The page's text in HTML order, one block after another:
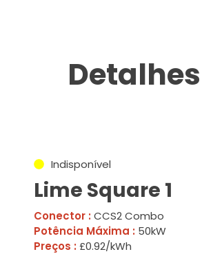
Indisponível
Lime Square 1
Conector : CCS2 Combo
Potência Máxima : 50kW
Preços : £0.92/kWh